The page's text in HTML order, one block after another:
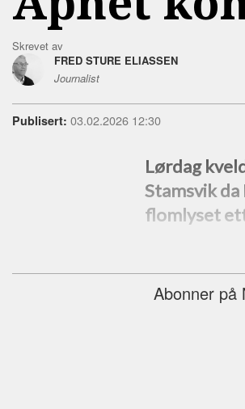
Skrevet av
FRED STURE ELIASSEN
Journalist
Publisert: 03.02.2026 12:30
Lørdag
Stamsvik
flomlyset
Abonner på